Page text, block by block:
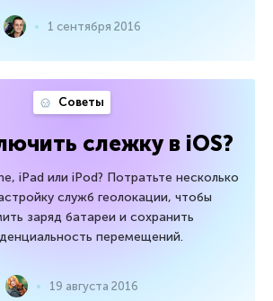
1 сентября 2016
Советы
слежку в iOS?
iPad или iPod? Потратьте несколько
служб геолокации, чтобы
заряд батареи и сохранить
перемещений.
19 августа 2016